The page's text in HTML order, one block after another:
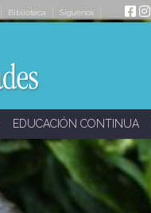
Biblioteca Síguenos
EDUCACIÓN CONTINUA